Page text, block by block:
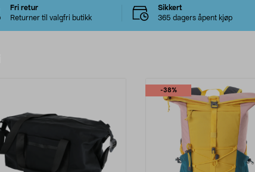
Fri retur
Returner til valgfri butikk
Sikkert
365 dagers åpent kjøp
-38%